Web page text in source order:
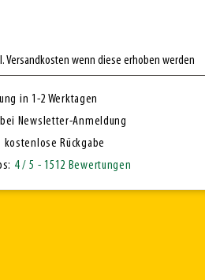
Versandkosten wenn diese erhoben werden
in 1-2 Werktagen
Newsletter-Anmeldung
kostenlose Rückgabe
4/ 5 - 1512 Bewertungen